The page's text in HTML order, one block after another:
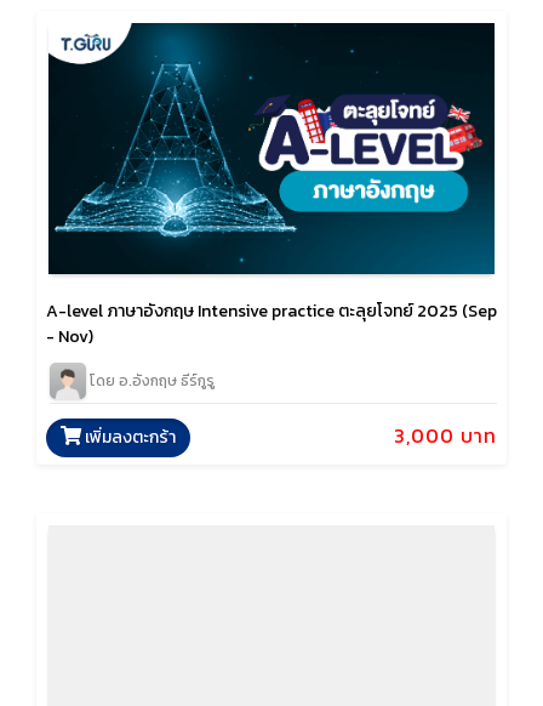
A-level ภาษาอังกฤษ Intensive practice ตะลุยโจทย์ 2025 (Sep
- Nov)
โดย อ.อังกฤษ ธีร์กูรู
3,000 บาท
เพิ่มลงตะกร้า